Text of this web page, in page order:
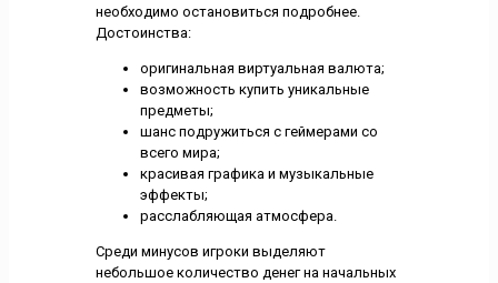
необходимо остановиться подробнее.
Достоинства:
оригинальная виртуальная валюта;
возможность купить уникальные
предметы;
шанс подружиться с геймерами со
всего мира;
красивая графика и музыкальные
эффекты;
расслабляющая атмосфера.
Среди минусов игроки выделяют
небольшое количество денег на начальных